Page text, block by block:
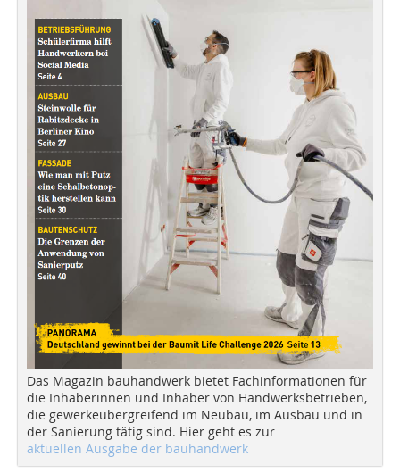
Das Magazin bauhandwerk bietet Fachinformationen für
die Inhaberinnen und Inhaber von Handwerksbetrieben,
die gewerkeübergreifend im Neubau, im Ausbau und in
der Sanierung tätig sind. Hier geht es zur
aktuellen Ausgabe der bauhandwerk